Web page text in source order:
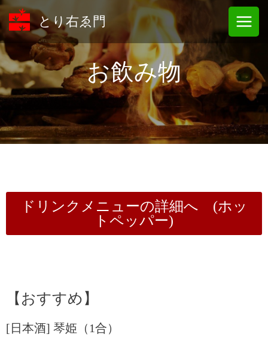
内
容
を
ス
キ
ッ
プ
とり右ゑ門
Main
Menu
お飲み物
ドリンクメニューの詳細へ (ホッ
トペッパー)
【おすすめ】
[日本酒] 琴姫（1合）